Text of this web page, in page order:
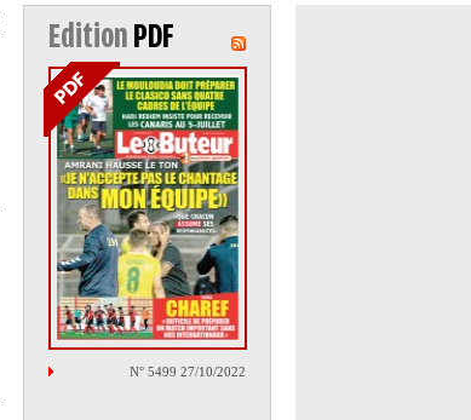
Edition PDF
N° 5499 27/10/2022